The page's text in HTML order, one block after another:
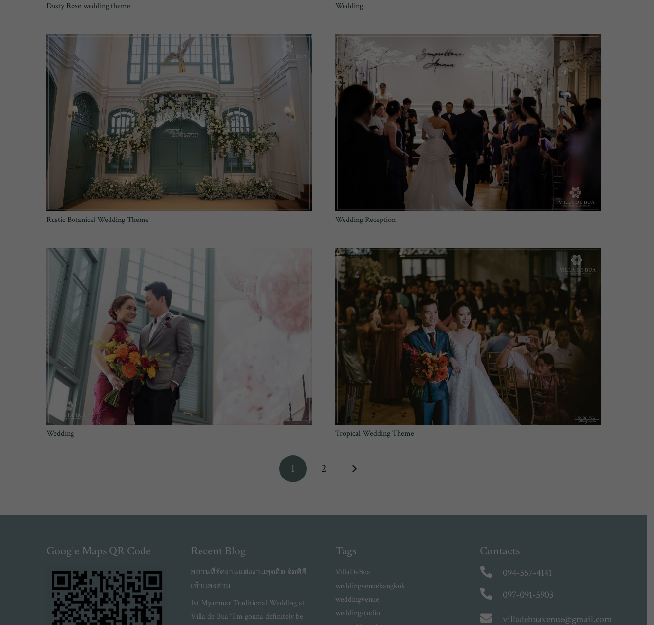
Dusty Rose wedding theme Wedding
Rustic Botanical Wedding Theme Wedding Reception
Wedding Tropical Wedding Theme
1 2
Google Maps QR Code Recent Blog
สถานที่จัดงานแต่งงานสุดฮิต จัดพิธี
เช้าแสงสวย
1st Myanmar Traditional Wedding at
Villa de Bua “I’m gonna definitely be
Tags
VillaDeBua
weddingvenuebangkok
weddingvenue
weddingstudio
Contacts
094-557-4141
097-091-5903
villadebuavenue@gmail.com